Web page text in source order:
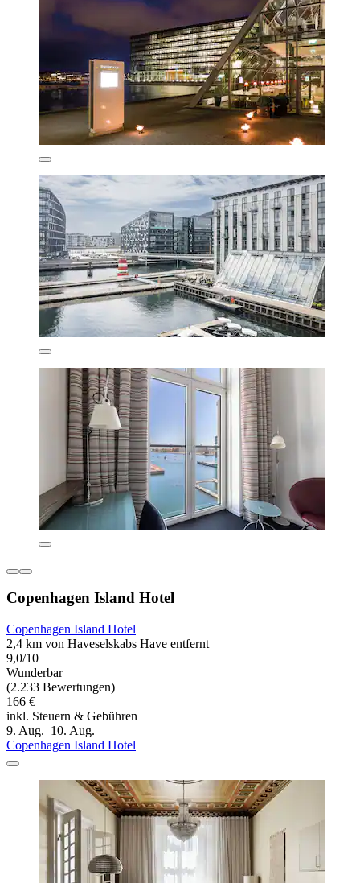
Copenhagen Island Hotel
Copenhagen Island Hotel
2,4 km von Haveselskabs Have entfernt
9,0/10
Wunderbar
(2.233 Bewertungen)
166 €
inkl. Steuern & Gebühren
9. Aug.–10. Aug.
Copenhagen Island Hotel